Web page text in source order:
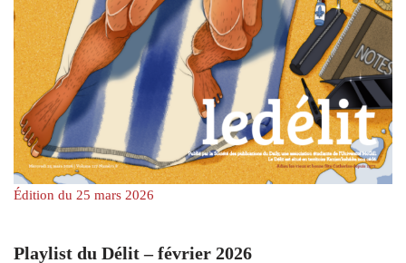
Édition du 25 mars 2026
Playlist du Délit – février 2026